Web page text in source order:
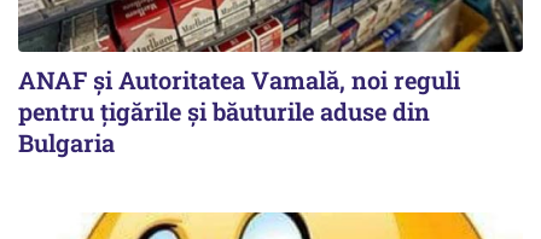
ANAF și Autoritatea Vamală, noi reguli
pentru țigările și băuturile aduse din
Bulgaria